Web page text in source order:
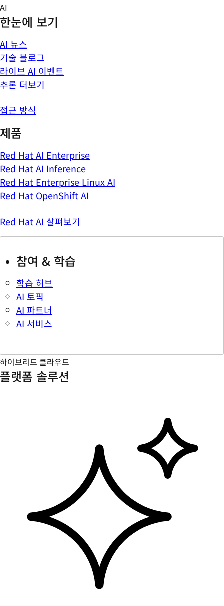
Skip
to
content
AI
한눈에 보기
AI 뉴스
기술 블로그
라이브 AI 이벤트
추론 더보기
접근 방식
제품
Red Hat AI Enterprise
Red Hat AI Inference
Red Hat Enterprise Linux AI
Red Hat OpenShift AI
Red Hat AI 살펴보기
참여 & 학습
학습 허브
AI 토픽
AI 파트너
AI 서비스
하이브리드 클라우드
플랫폼 솔루션